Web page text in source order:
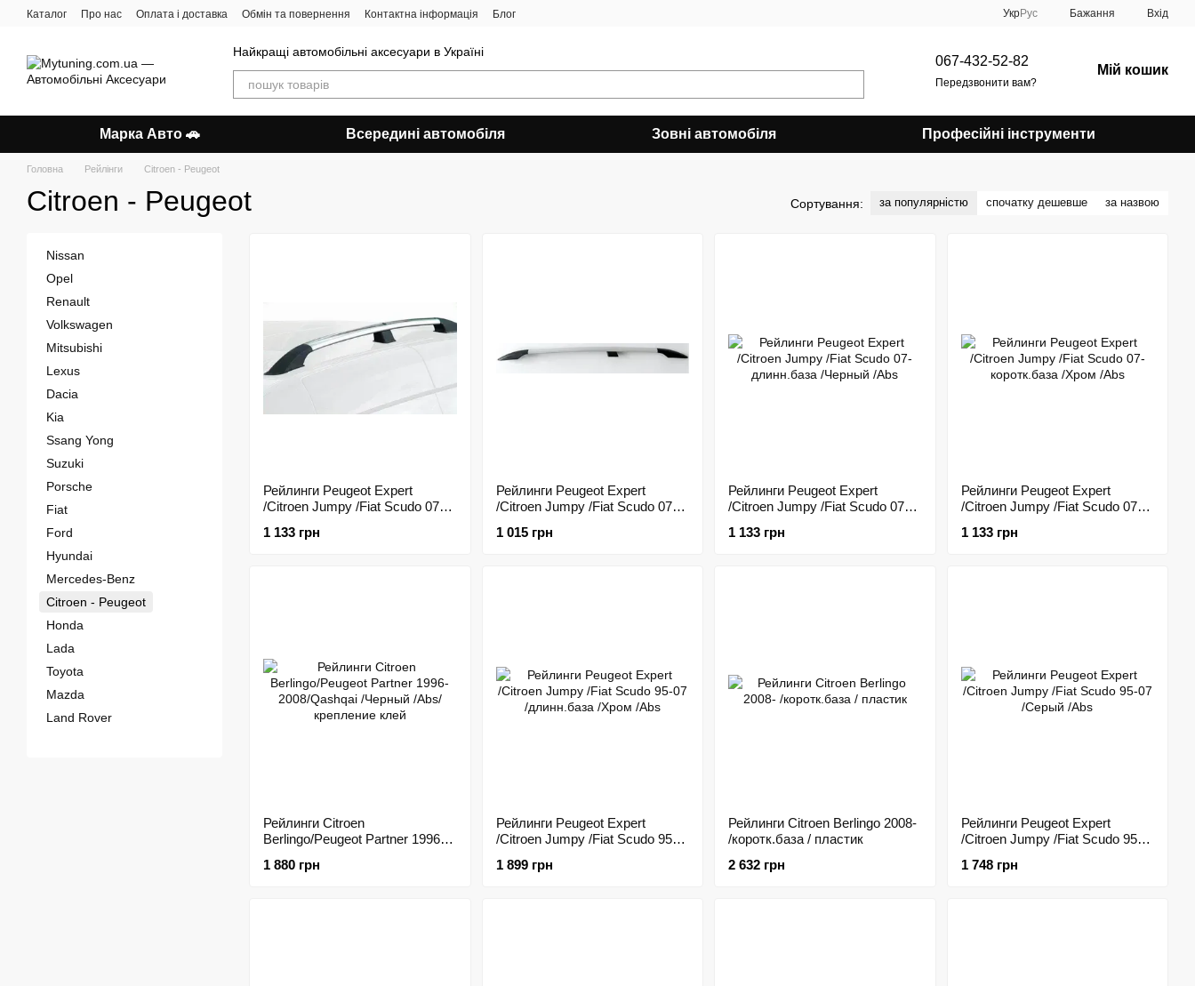
Перейти до основного контенту
Каталог Про нас Оплата і доставка Обмін та повернення Контактна інформація Блог УкрРус Бажання Вхід
Найкращі автомобільні аксесуари в Україні
067-432-52-82
Передзвонити вам?
Мій кошик
Марка Авто 🚗 Всередині автомобіля Зовні автомобіля Професійні інструменти
Головна Рейлінги Citroen - Peugeot
Citroen - Peugeot Сортування: за популярністю спочатку дешевше за назвою
Рейлинги Peugeot Expert
/Citroen Jumpy /Fiat Scudo 07-
1 133 грн
Рейлинги Peugeot Expert
/Citroen Jumpy /Fiat Scudo 07-
1 015 грн
Рейлинги Peugeot Expert
/Citroen Jumpy /Fiat Scudo 07-
1 133 грн
Рейлинги Peugeot Expert
/Citroen Jumpy /Fiat Scudo 07-
1 133 грн
Рейлинги Citroen
Berlingo/Peugeot Partner 1996-
крепление клей
1 880 грн
Рейлинги Peugeot Expert
/Citroen Jumpy /Fiat Scudo 95-
1 899 грн
Рейлинги Citroen Berlingo 2008-
/коротк.база / пластик
2 632 грн
Рейлинги Peugeot Expert
/Citroen Jumpy /Fiat Scudo 95-
1 748 грн
Nissan
Opel
Renault
Volkswagen
Mitsubishi
Lexus
Dacia
Kia
Ssang Yong
Suzuki
Porsche
Fiat
Ford
Hyundai
Mercedes-Benz
Citroen - Peugeot
Honda
Lada
Toyota
Mazda
Land Rover